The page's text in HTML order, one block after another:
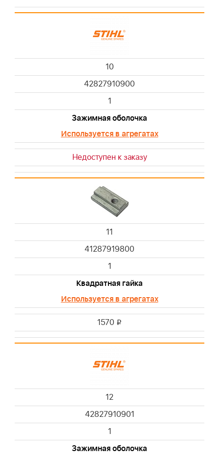
10
42827910900
1
Зажимная оболочка
Используется в агрегатах
Недоступен к заказу
11
41287919800
1
Квадратная гайка
Используется в агрегатах
1570 i
12
42827910901
1
Зажимная оболочка